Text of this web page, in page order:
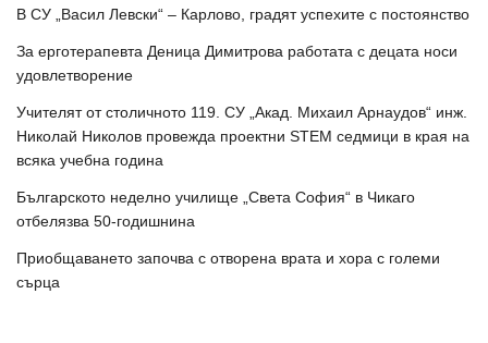
В СУ „Васил Левски“ – Карлово, градят успехите с постоянство
За ерготерапевта Деница Димитрова работата с децата носи
удовлетворение
Учителят от столичното 119. СУ „Акад. Михаил Арнаудов“ инж.
Николай Николов провежда проектни STEM седмици в края на
всяка учебна година
Българското неделно училище „Света София“ в Чикаго
отбелязва 50-годишнина
Приобщаването започва с отворена врата и хора с големи
сърца